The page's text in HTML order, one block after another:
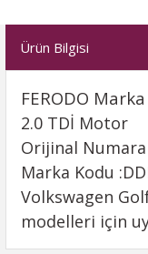
Ürün Bilgisi
FERODO
2.0 TDİ Motor
Orijinal Numara
Marka Kodu
Volkswagen
modelleri için